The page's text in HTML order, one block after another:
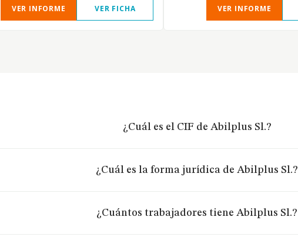
VER INFORME VER FICHA VER INFORME
¿Cuál es el CIF de Abilplus Sl.?
¿Cuál es la forma jurídica de Abilplus Sl.?
¿Cuántos trabajadores tiene Abilplus Sl.?